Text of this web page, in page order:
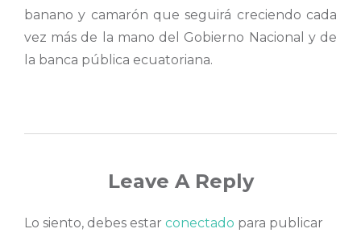
banano y camarón que seguirá creciendo cada
vez más de la mano del Gobierno Nacional y de
la banca pública ecuatoriana.
Leave A Reply
Lo siento, debes estar conectado para publicar